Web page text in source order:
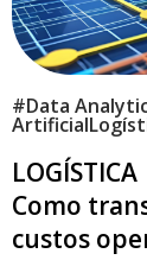
#Data
Artificial
Como
custos